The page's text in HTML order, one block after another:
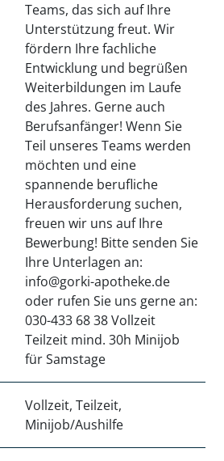
Teams, das sich auf Ihre
Unterstützung freut. Wir
fördern Ihre fachliche
Entwicklung und begrüßen
Weiterbildungen im Laufe
des Jahres. Gerne auch
Berufsanfänger! Wenn Sie
Teil unseres Teams werden
möchten und eine
spannende berufliche
Herausforderung suchen,
freuen wir uns auf Ihre
Bewerbung! Bitte senden Sie
Ihre Unterlagen an:
info@gorki-apotheke.de
oder rufen Sie uns gerne an:
030-433 68 38 Vollzeit
Teilzeit mind. 30h Minijob
für Samstage
Vollzeit, Teilzeit,
Minijob/Aushilfe